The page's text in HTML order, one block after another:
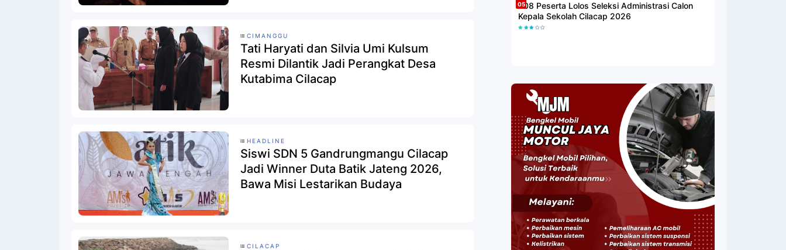
CIMANGGU
Tati Haryati dan Silvia Umi Kulsum
Resmi Dilantik Jadi Perangkat Desa
Kutabima Cilacap
HEADLINE
Siswi SDN 5 Gandrungmangu Cilacap
Jadi Winner Duta Batik Jateng 2026,
Bawa Misi Lestarikan Budaya
CILACAP
508 Peserta Lolos Seleksi Administrasi Calon
Kepala Sekolah Cilacap 2026